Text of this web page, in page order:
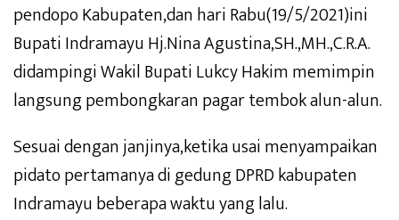
pendopo Kabupaten,dan hari Rabu(19/5/2021)ini
Bupati Indramayu Hj.Nina Agustina,SH.,MH.,C.R.A.
didampingi Wakil Bupati Lukcy Hakim memimpin
langsung pembongkaran pagar tembok alun-alun.
Sesuai dengan janjinya,ketika usai menyampaikan
pidato pertamanya di gedung DPRD kabupaten
Indramayu beberapa waktu yang lalu.